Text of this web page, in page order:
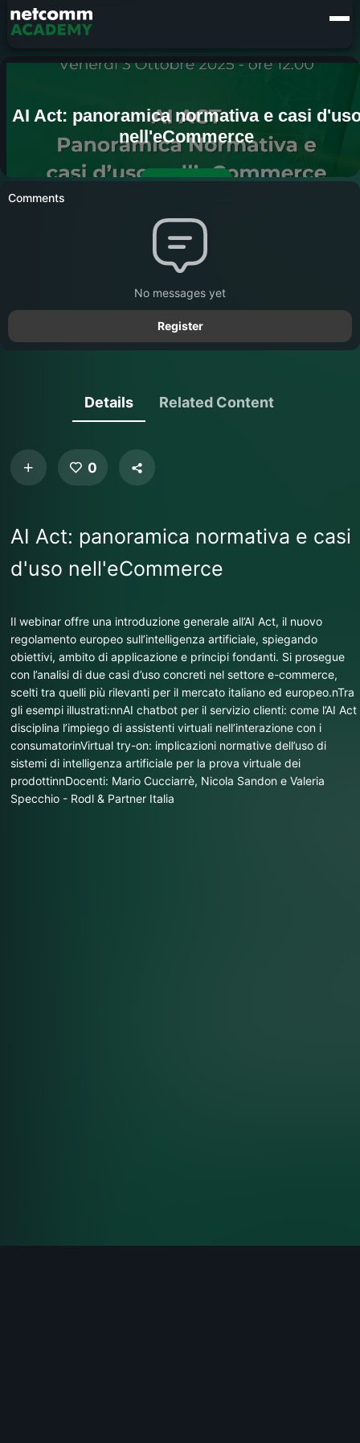
Comments
No messages yet
Register
Details Related Content
0
AI Act: panoramica normativa e casi
d'uso nell'eCommerce
Il webinar offre una introduzione generale all’AI Act, il nuovo
regolamento europeo sull’intelligenza artificiale, spiegando
obiettivi, ambito di applicazione e principi fondanti. Si prosegue
con l’analisi di due casi d’uso concreti nel settore e-commerce,
scelti tra quelli più rilevanti per il mercato italiano ed europeo.nTra
gli esempi illustrati:nnAI chatbot per il servizio clienti: come l’AI Act
disciplina l’impiego di assistenti virtuali nell’interazione con i
consumatorinVirtual try-on: implicazioni normative dell’uso di
sistemi di intelligenza artificiale per la prova virtuale dei
prodottinnDocenti: Mario Cucciarrè, Nicola Sandon e Valeria
Specchio - Rodl & Partner Italia